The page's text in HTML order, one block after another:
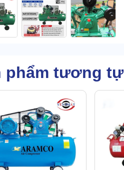
phẩm tương tự